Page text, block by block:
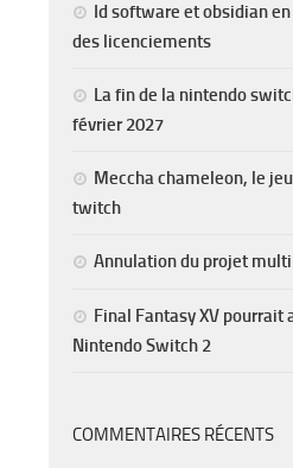
Id software et obsidian
des licenciements
La fin de la nintendo
février 2027
Meccha chameleon, le
twitch
Annulation du projet
Final Fantasy XV pourrait
Nintendo Switch 2
COMMENTAIRES RÉCENTS